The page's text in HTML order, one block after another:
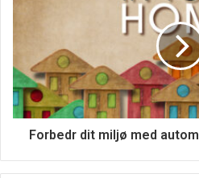
Forbedr dit miljø med